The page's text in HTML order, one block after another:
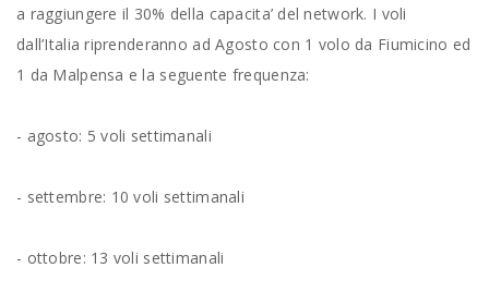
a raggiungere il 30% della capacita’ del network. I voli
dall’Italia riprenderanno ad Agosto con 1 volo da Fiumicino ed
1 da Malpensa e la seguente frequenza:
- agosto: 5 voli settimanali
- settembre: 10 voli settimanali
- ottobre: 13 voli settimanali